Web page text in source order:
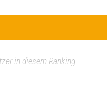
in diesem Ranking.